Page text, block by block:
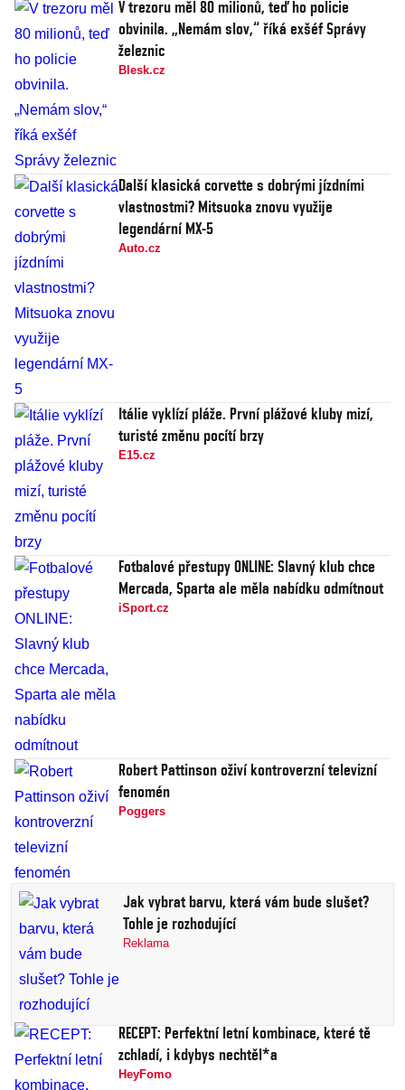
V trezoru měl 80 milionů, teď ho policie
obvinila. „Nemám slov,“ říká exšéf Správy
železnic
Blesk.cz
Další klasická corvette s dobrými jízdními
vlastnostmi? Mitsuoka znovu využije
legendární MX-5
Auto.cz
Itálie vyklízí pláže. První plážové kluby mizí,
turisté změnu pocítí brzy
E15.cz
Fotbalové přestupy ONLINE: Slavný klub chce
Mercada, Sparta ale měla nabídku odmítnout
iSport.cz
Robert Pattinson oživí kontroverzní televizní
fenomén
Poggers
Jak vybrat barvu, která vám bude slušet?
Tohle je rozhodující
Reklama
RECEPT: Perfektní letní kombinace, které tě
zchladí, i kdybys nechtěl*a
HeyFomo